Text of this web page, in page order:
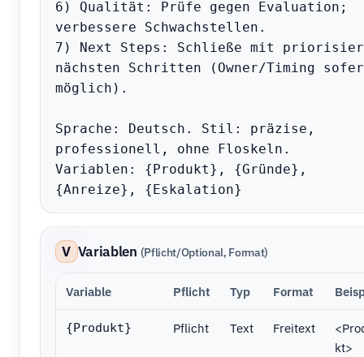
6) Qualität: Prüfe gegen Evaluation;
verbessere Schwachstellen.
7) Next Steps: Schließe mit
nächsten Schritten (Owner/Timing
möglich).
Sprache: Deutsch. Stil: präzise,
professionell, ohne Floskeln.
Variablen: {Produkt}, {Gründe},
{Anreize}, {Eskalation}
V Variablen (Pflicht/Optional, Format)
Variable Pflicht Typ Format
{Produkt} Pflicht Text Freitext
kt>